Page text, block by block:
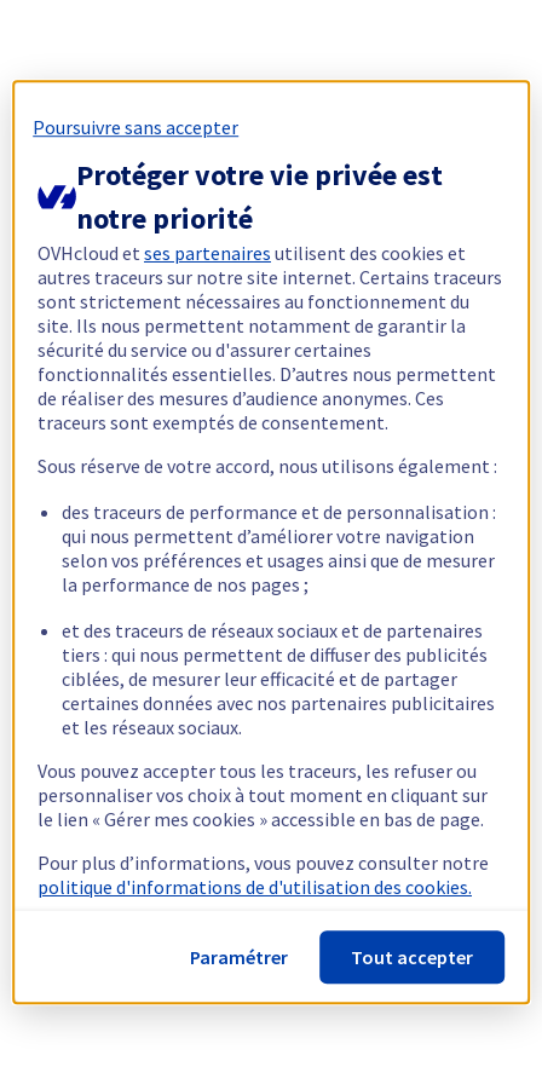
Poursuivre sans accepter
Protéger votre vie privée est
notre priorité
OVHcloud etses partenaires utilisent des cookies et
autres traceurs sur notre site internet. Certains traceurs
sont strictement nécessaires au fonctionnement du
site. Ils nous permettent notamment de garantir la
sécurité du service ou d'assurer certaines
fonctionnalités essentielles. D’autres nous permettent
de réaliser des mesures d’audience anonymes. Ces
traceurs sont exemptés de consentement.
Sous réserve de votre accord, nous utilisons également :
des traceurs de performance et de personnalisation :
qui nous permettent d’améliorer votre navigation
selon vos préférences et usages ainsi que de mesurer
la performance de nos pages ;
et des traceurs de réseaux sociaux et de partenaires
tiers : qui nous permettent de diffuser des publicités
ciblées, de mesurer leur efficacité et de partager
certaines données avec nos partenaires publicitaires
et les réseaux sociaux.
Vous pouvez accepter tous les traceurs, les refuser ou
personnaliser vos choix à tout moment en cliquant sur
le lien « Gérer mes cookies » accessible en bas de page.
Pour plus d’informations, vous pouvez consulter notre
politique d'informations de d'utilisation des cookies.
Paramétrer Tout accepter